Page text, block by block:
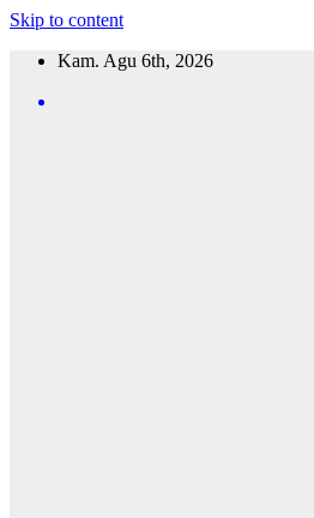
Skip to content
Kam. Agu 6th, 2026